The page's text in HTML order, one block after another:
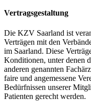
Vertragsgestaltung
Die KZV Saarland ist
Verträgen mit den
im Saarland. Diese
Konditionen, unter denen
anderen genannten
faire und angemessene
Bedürfnissen unserer
Patienten gerecht werden.